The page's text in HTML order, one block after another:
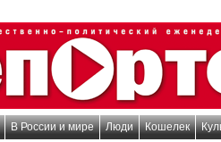
В России и мире Люди Кошелек